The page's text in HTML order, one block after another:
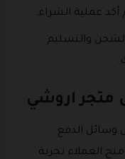
أكد عملية الشراء.
والتسليم
متجر اروشي
وسائل الدفع
العملاء تجربة